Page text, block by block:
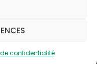
confidentialité